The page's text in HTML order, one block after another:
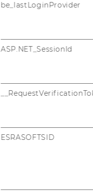
be_lastLoginProvider
ASP.NET_SessionId
ESRASOFTSID